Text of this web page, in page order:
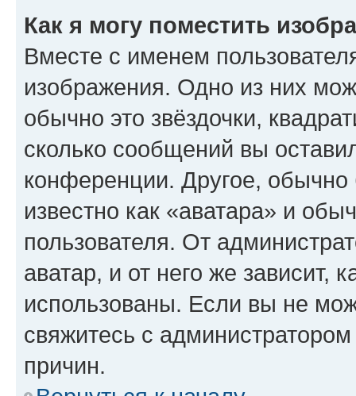
Как я могу поместить
Вместе с именем
изображения. Одно из них
обычно это звёздочки,
сколько сообщений вы
конференции. Другое,
известно как «аватара» и
пользователя. От
аватар, и от него же зависит,
использованы. Если вы не
свяжитесь с
причин.